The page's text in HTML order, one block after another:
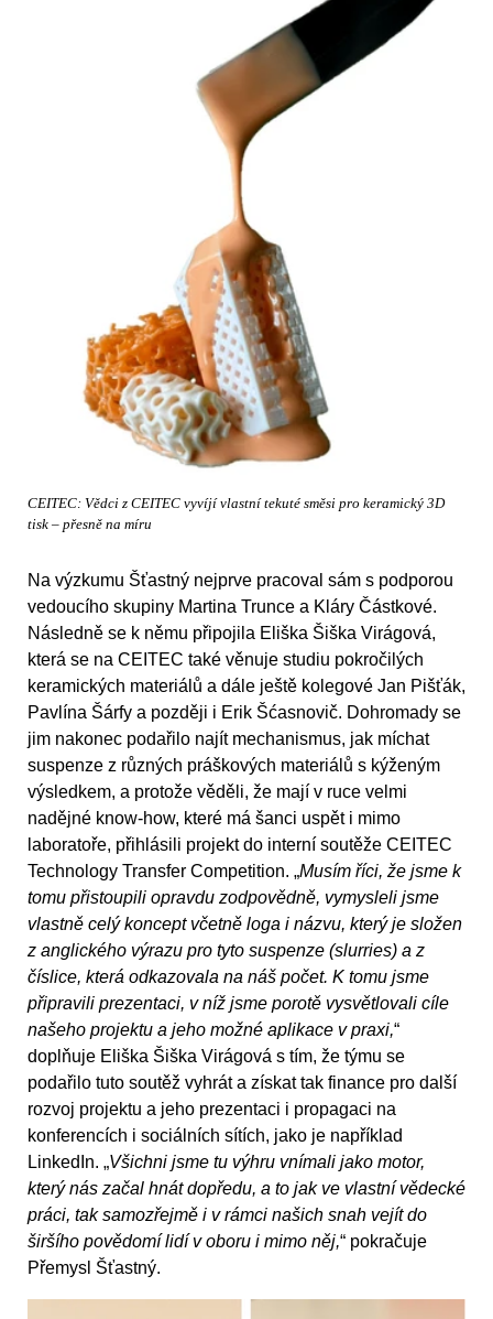
CEITEC: Vědci z CEITEC vyvíjí vlastní tekuté směsi pro keramický 3D
tisk – přesně na míru
Na výzkumu Šťastný nejprve pracoval sám s podporou
vedoucího skupiny Martina Trunce a Kláry Částkové.
Následně se k němu připojila Eliška Šiška Virágová,
která se na CEITEC také věnuje studiu pokročilých
keramických materiálů a dále ještě kolegové Jan Pišťák,
Pavlína Šárfy a později i Erik Šćasnovič. Dohromady se
jim nakonec podařilo najít mechanismus, jak míchat
suspenze z různých práškových materiálů s kýženým
výsledkem, a protože věděli, že mají v ruce velmi
nadějné know-how, které má šanci uspět i mimo
laboratoře, přihlásili projekt do interní soutěže CEITEC
Technology Transfer Competition. „Musím říci, že jsme k
tomu přistoupili opravdu zodpovědně, vymysleli jsme
vlastně celý koncept včetně loga i názvu, který je složen
z anglického výrazu pro tyto suspenze (slurries) a z
číslice, která odkazovala na náš počet. K tomu jsme
připravili prezentaci, v níž jsme porotě vysvětlovali cíle
našeho projektu a jeho možné aplikace v praxi,“
doplňuje Eliška Šiška Virágová s tím, že týmu se
podařilo tuto soutěž vyhrát a získat tak finance pro další
rozvoj projektu a jeho prezentaci i propagaci na
konferencích i sociálních sítích, jako je například
LinkedIn. „Všichni jsme tu výhru vnímali jako motor,
který nás začal hnát dopředu, a to jak ve vlastní vědecké
práci, tak samozřejmě i v rámci našich snah vejít do
širšího povědomí lidí v oboru i mimo něj,“ pokračuje
Přemysl Šťastný.